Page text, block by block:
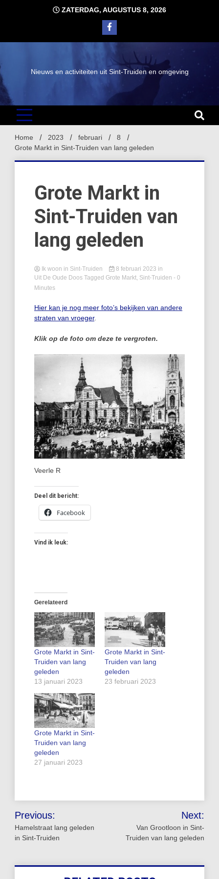
ZATERDAG, AUGUSTUS 8, 2026
Nieuws en activiteiten uit Sint-Truiden en omgeving
Home 2023 februari
8
Grote Markt in Sint-Truiden van lang geleden
Grote Markt in
Sint-Truiden van
lang geleden
Ik woon in Sint-Truiden 8 februari 2023 in
Uit De Oude Doos Tagged Grote Markt, Sint-Truiden - 0
Minutes
Hier kan je nog meer foto’s bekijken van andere
straten van vroeger.
Klik op de foto om deze te vergroten.
Veerle R
Deel dit bericht:
Facebook
Vind ik leuk:
Gerelateerd
Grote Markt in Sint-
Truiden van lang
geleden
13 januari 2023
Grote Markt in Sint-
Truiden van lang
geleden
23 februari 2023
Grote Markt in Sint-
Truiden van lang
geleden
27 januari 2023
Bericht
navigatie
Previous:
Hamelstraat lang geleden
in Sint-Truiden
Next:
Van Grootloon in Sint-
Truiden van lang geleden